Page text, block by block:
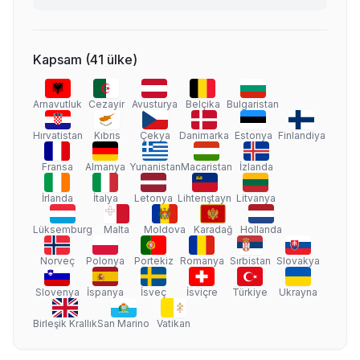
Kapsam (41 ülke)
Arnavutluk Cezayir Avusturya Belçika Bulgaristan
Hırvatistan Kıbrıs Çekya Danimarka Estonya Finlandiya
Fransa Almanya YunanistanMacaristan İzlanda
İrlanda İtalya Letonya Lihtenştayn Litvanya
Lüksemburg Malta Moldova Karadağ Hollanda
Norveç Polonya Portekiz Romanya Sırbistan Slovakya
Slovenya İspanya İsveç İsviçre Türkiye Ukrayna
Birleşik KrallıkSan Marino Vatikan